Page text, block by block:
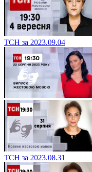
ТСН за 2023.09.04
ТСН за 2023.08.31